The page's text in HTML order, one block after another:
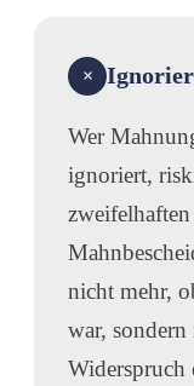
×
Wer
ignoriert,
nicht mehr,
war,
Widerspruch